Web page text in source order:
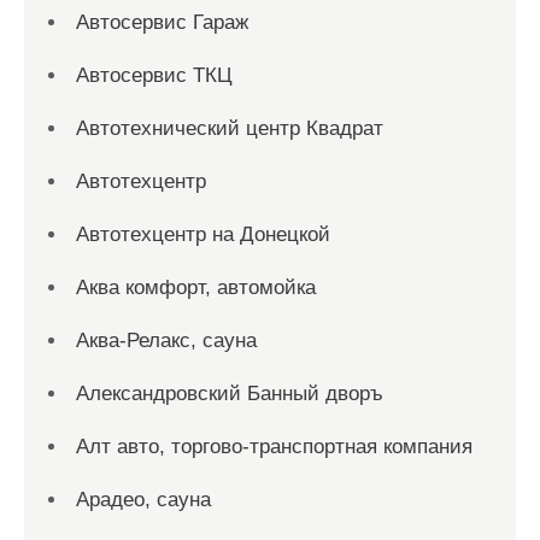
Автосервис Гараж
Автосервис ТКЦ
Автотехнический центр Квадрат
Автотехцентр
Автотехцентр на Донецкой
Аква комфорт, автомойка
Аква-Релакс, сауна
Александровский Банный дворъ
Алт авто, торгово-транспортная компания
Арадео, сауна